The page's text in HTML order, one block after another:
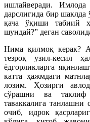
ишлайверади.
дарслигида бир
қача ўқиши табиий
шундай?” деган
Нима қилмоқ керак?
тезроқ узил-кесил
ёдгорликларга
катта ҳажмдаги
лозим. Ҳозирги
сўрашни ва таклиф
таваккалига танлашни
очиб, идрок